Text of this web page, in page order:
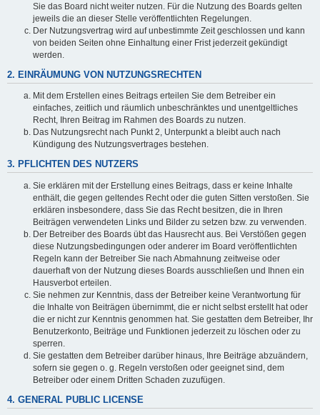
Sie das Board nicht weiter nutzen. Für die Nutzung des Boards gelten
jeweils die an dieser Stelle veröffentlichten Regelungen.
Der Nutzungsvertrag wird auf unbestimmte Zeit geschlossen und kann
von beiden Seiten ohne Einhaltung einer Frist jederzeit gekündigt
werden.
2. EINRÄUMUNG VON NUTZUNGSRECHTEN
Mit dem Erstellen eines Beitrags erteilen Sie dem Betreiber ein
einfaches, zeitlich und räumlich unbeschränktes und unentgeltliches
Recht, Ihren Beitrag im Rahmen des Boards zu nutzen.
Das Nutzungsrecht nach Punkt 2, Unterpunkt a bleibt auch nach
Kündigung des Nutzungsvertrages bestehen.
3. PFLICHTEN DES NUTZERS
Sie erklären mit der Erstellung eines Beitrags, dass er keine Inhalte
enthält, die gegen geltendes Recht oder die guten Sitten verstoßen. Sie
erklären insbesondere, dass Sie das Recht besitzen, die in Ihren
Beiträgen verwendeten Links und Bilder zu setzen bzw. zu verwenden.
Der Betreiber des Boards übt das Hausrecht aus. Bei Verstößen gegen
diese Nutzungsbedingungen oder anderer im Board veröffentlichten
Regeln kann der Betreiber Sie nach Abmahnung zeitweise oder
dauerhaft von der Nutzung dieses Boards ausschließen und Ihnen ein
Hausverbot erteilen.
Sie nehmen zur Kenntnis, dass der Betreiber keine Verantwortung für
die Inhalte von Beiträgen übernimmt, die er nicht selbst erstellt hat oder
die er nicht zur Kenntnis genommen hat. Sie gestatten dem Betreiber, Ihr
Benutzerkonto, Beiträge und Funktionen jederzeit zu löschen oder zu
sperren.
Sie gestatten dem Betreiber darüber hinaus, Ihre Beiträge abzuändern,
sofern sie gegen o. g. Regeln verstoßen oder geeignet sind, dem
Betreiber oder einem Dritten Schaden zuzufügen.
4. GENERAL PUBLIC LICENSE